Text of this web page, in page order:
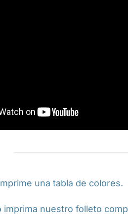
una tabla de colores.
imprima nuestro folleto